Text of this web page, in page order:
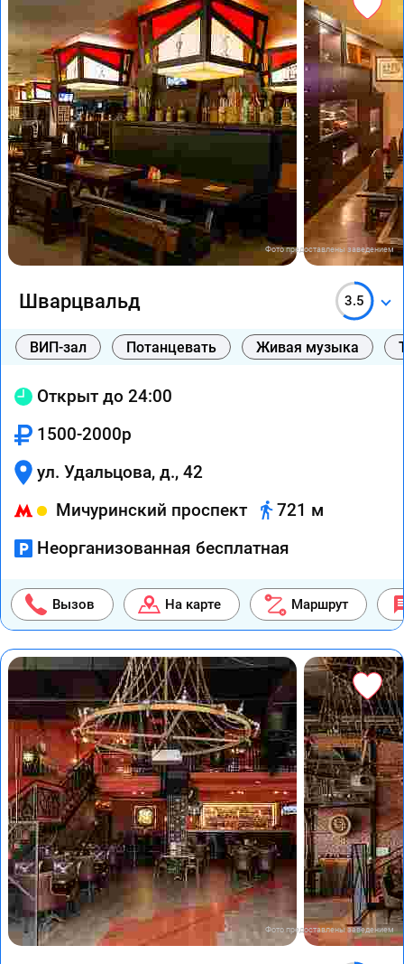
Фото предоставлены заведением
Шварцвальд 3.5
ВИП-зал Потанцевать Живая музыка
Открыт до 24:00
1500-2000р
ул. Удальцова, д., 42
Мичуринский проспект
721 м
Неорганизованная бесплатная
Вызов На карте Маршрут
Фото предоставлены заведением